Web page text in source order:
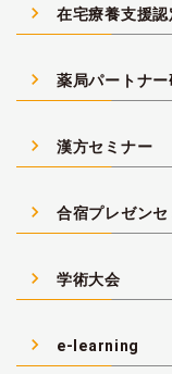
navigate_next 在宅療養支援
navigate_next 薬局パートナ
navigate_next 漢方セミナー
navigate_next 合宿プレゼンセ
navigate_next 学術大会
navigate_next e-learning